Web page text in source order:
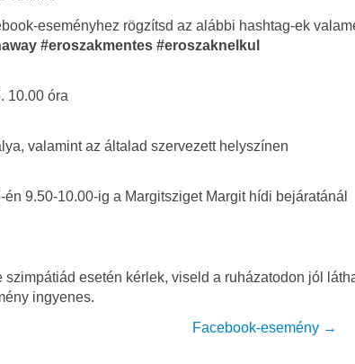
eseményhez rögzítsd az alábbi hashtag-ek
#eroszakmentes #eroszaknelkul
10.00 óra
valamint az általad szervezett helyszínen
9.50-10.00-ig a Margitsziget Margit hídi bejáratánál
szimpátiád esetén kérlek, viseld a ruházatodon jól
ingyenes.
Facebook-esemény →